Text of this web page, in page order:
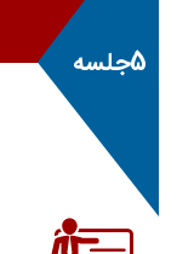
5جلسه